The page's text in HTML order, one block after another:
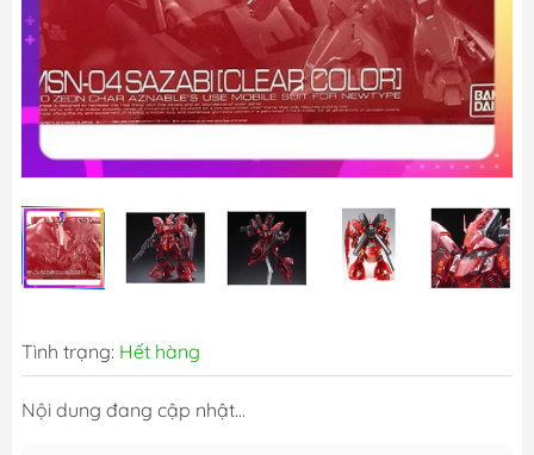
Tình trạng: Hết hàng
Nội dung đang cập nhật...